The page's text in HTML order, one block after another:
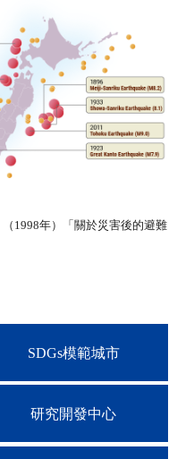
1998年）「關於災害後的避難
SDGs模範城市
研究開發中心